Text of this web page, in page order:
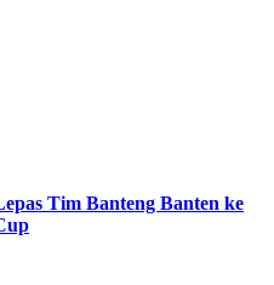
Tim Banteng Banten ke